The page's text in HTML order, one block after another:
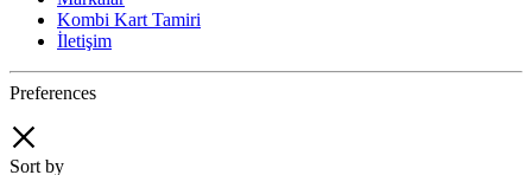
Kombi Kart Tamiri
İletişim
Preferences
Sort by